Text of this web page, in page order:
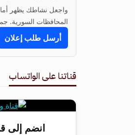
واجعل نشاطك يظهر
المحافظات السورية.
أرسل طلب إعلان
قناتنا على الواتساب
انضم إلى